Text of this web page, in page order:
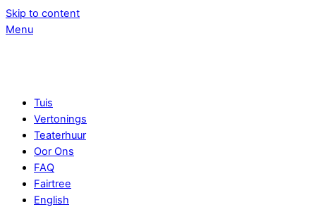
Skip to content
Menu
Tuis
Vertonings
Teaterhuur
Oor Ons
FAQ
Fairtree
English